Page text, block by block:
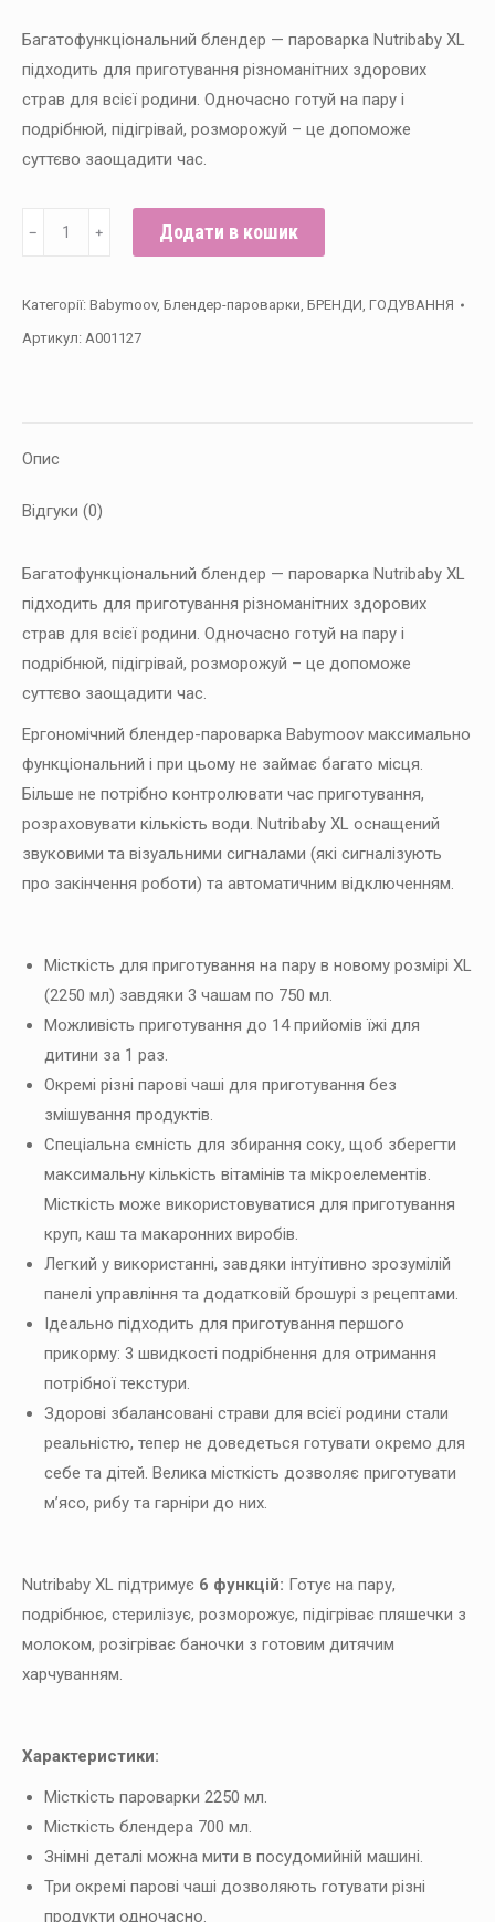
Багатофункціональний блендер — пароварка Nutribaby XL
підходить для приготування різноманітних здорових
страв для всієї родини. Одночасно готуй на пару і
подрібнюй, підігрівай, розморожуй – це допоможе
суттєво заощадити час.
Блендер
Babymoov
Nutribaby+
﹣ ﹢ Додати в кошик
Категорії: Babymoov, Блендер-пароварки, БРЕНДИ, ГОДУВАННЯ
Артикул: A001127
Опис
Відгуки (0)
Багатофункціональний блендер — пароварка Nutribaby XL
підходить для приготування різноманітних здорових
страв для всієї родини. Одночасно готуй на пару і
подрібнюй, підігрівай, розморожуй – це допоможе
суттєво заощадити час.
Ергономічний блендер-пароварка Babymoov максимально
функціональний і при цьому не займає багато місця.
Більше не потрібно контролювати час приготування,
розраховувати кількість води. Nutribaby XL оснащений
звуковими та візуальними сигналами (які сигналізують
про закінчення роботи) та автоматичним відключенням.
Місткість для приготування на пару в новому розмірі XL
(2250 мл) завдяки 3 чашам по 750 мл.
Можливість приготування до 14 прийомів їжі для
дитини за 1 раз.
Окремі різні парові чаші для приготування без
змішування продуктів.
Спеціальна ємність для збирання соку, щоб зберегти
максимальну кількість вітамінів та мікроелементів.
Місткість може використовуватися для приготування
круп, каш та макаронних виробів.
Легкий у використанні, завдяки інтуїтивно зрозумілій
панелі управління та додатковій брошурі з рецептами.
Ідеально підходить для приготування першого
прикорму: 3 швидкості подрібнення для отримання
потрібної текстури.
Здорові збалансовані страви для всієї родини стали
реальністю, тепер не доведеться готувати окремо для
себе та дітей. Велика місткість дозволяє приготувати
м’ясо, рибу та гарніри до них.
Nutribaby XL підтримує 6 функцій: Готує на пару,
подрібнює, стерилізує, розморожує, підігріває пляшечки з
молоком, розігріває баночки з готовим дитячим
харчуванням.
Характеристики:
Місткість пароварки 2250 мл.
Місткість блендера 700 мл.
Знімні деталі можна мити в посудомийній машині.
Три окремі парові чаші дозволяють готувати різні
продукти одночасно.